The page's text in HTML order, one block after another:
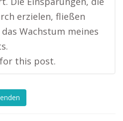
erzielen, fließen
Wachstum meines
this post.